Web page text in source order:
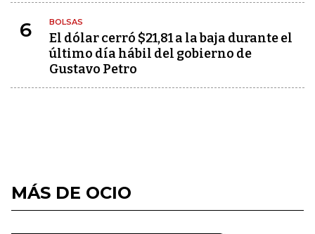
6 BOLSAS
El dólar cerró $21,81 a la baja durante el
último día hábil del gobierno de
Gustavo Petro
MÁS DE OCIO